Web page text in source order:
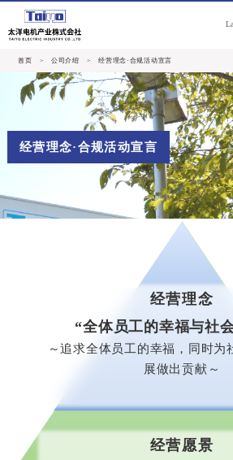
首页 > 公司介绍 > 经营理念·合规活动宣言
经营理念·合规活动宣言
经营理念
“全体员工的幸福与社
～追求全体员工的幸福，同时为
展做出贡献～
经营愿景